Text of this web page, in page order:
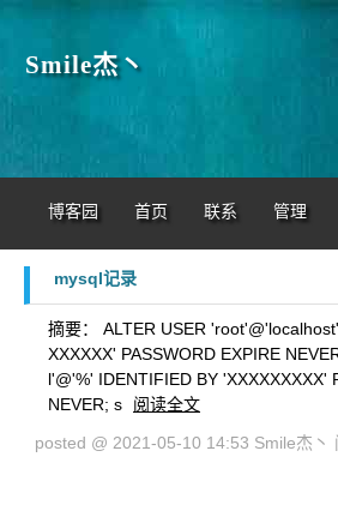
Smile杰丶
博客园 首页 联系 管理
mysql记录
摘要： ALTER USER
XXXXXX' PASSWORD EXPIRE
l'@'%' IDENTIFIED BY 'XXXXXXXXX'
NEVER; s
阅读全文
posted @ 2021-05-10 14:53 Smile杰丶